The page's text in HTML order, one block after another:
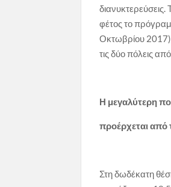
φέτος το
Οκτωβρίου 2017)
τις δύο πόλεις
Η μεγαλύτερη
προέρχεται
Στη δωδέκατη